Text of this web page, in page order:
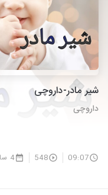
شیر مادر-داروچی
داروچی
09:07
548 4 سال پیش